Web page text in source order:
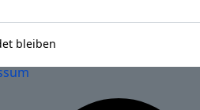
bleiben